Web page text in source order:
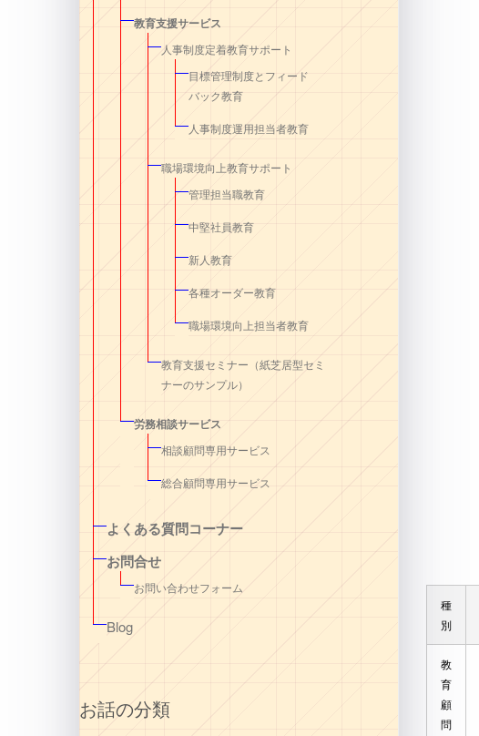
種
別
教
育
顧
問
教育支援サービス
人事制度定着教育サポート
目標管理制度とフィード
バック教育
人事制度運用担当者教育
職場環境向上教育サポート
管理担当職教育
中堅社員教育
新人教育
各種オーダー教育
職場環境向上担当者教育
教育支援セミナー（紙芝居型セミ
ナーのサンプル）
労務相談サービス
相談顧問専用サービス
総合顧問専用サービス
よくある質問コーナー
お問合せ
お問い合わせフォーム
Blog
お話の分類